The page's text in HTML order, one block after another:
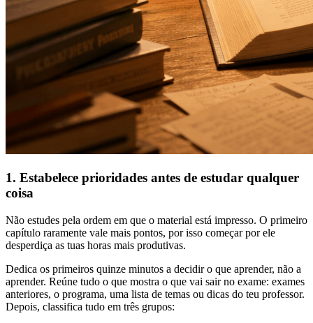
1. Estabelece prioridades antes de estudar qualquer
coisa
Não estudes pela ordem em que o material está impresso. O primeiro
capítulo raramente vale mais pontos, por isso começar por ele
desperdiça as tuas horas mais produtivas.
Dedica os primeiros quinze minutos a decidir o que aprender, não a
aprender. Reúne tudo o que mostra o que vai sair no exame: exames
anteriores, o programa, uma lista de temas ou dicas do teu professor.
Depois, classifica tudo em três grupos: